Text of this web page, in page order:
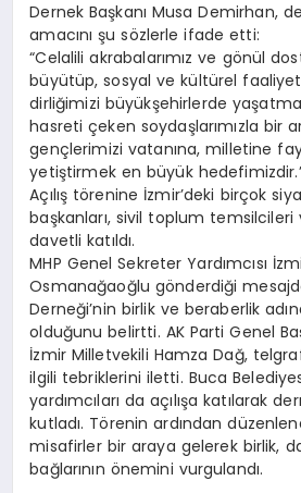
Dernek Başkanı Musa Demirhan,
amacını şu sözlerle ifade etti:
“Celalili akrabalarımız ve gönül
büyütüp, sosyal ve kültürel
dirliğimizi büyükşehirlerde
hasreti çeken soydaşlarımızla bir
gençlerimizi vatanına, milletine
yetiştirmek en büyük
Açılış törenine İzmir’deki birçok
başkanları, sivil toplum temsilcileri
davetli katıldı.
MHP Genel Sekreter Yardımcısı
Osmanağaoğlu gönderdiği
Derneği’nin birlik ve beraberlik
olduğunu belirtti. AK Parti Genel
İzmir Milletvekili Hamza Dağ,
ilgili tebriklerini iletti. Buca
yardımcıları da açılışa katılarak
kutladı. Törenin ardından
misafirler bir araya gelerek birlik,
bağlarının önemini vurgulandı.